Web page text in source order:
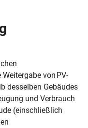
von PV-
desselben Gebäudes
und Verbrauch
(einschließlich